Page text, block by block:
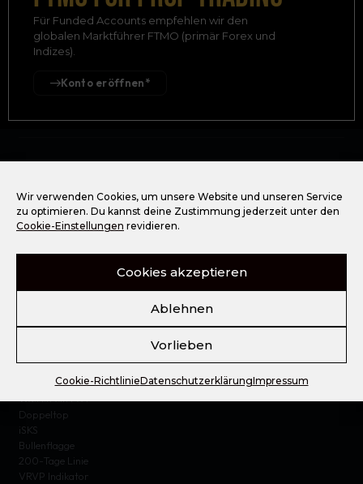
Wir verwenden Cookies, um unsere Website und unseren Service
zu optimieren. Du kannst deine Zustimmung jederzeit unter den
Cookie-Einstellungen revidieren.
Cookies akzeptieren
Ablehnen
Vorlieben
Cookie-RichtlinieDatenschutzerklärungImpressum
Für Funded Accounts empfehlen wir den
globalen Marktführer FTMO (primär Forex und
Indizes).
Konto eröffnen*
CHARTSEKTE
Mit Liebe zur Börse erstellt.
DEUTSCHES UNTERNEHMEN
Fear and Greed Index
Was ist ein LOT
Doppeltop
iSKS
Bullenflagge
200-Tage Linie
VRVP Indikator